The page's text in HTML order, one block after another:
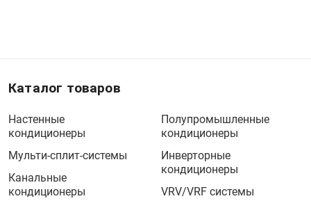
Каталог товаров
Настенные
кондиционеры
Мульти-сплит-системы
Канальные
кондиционеры
Полупромышленные
кондиционеры
Инверторные
кондиционеры
VRV/VRF системы